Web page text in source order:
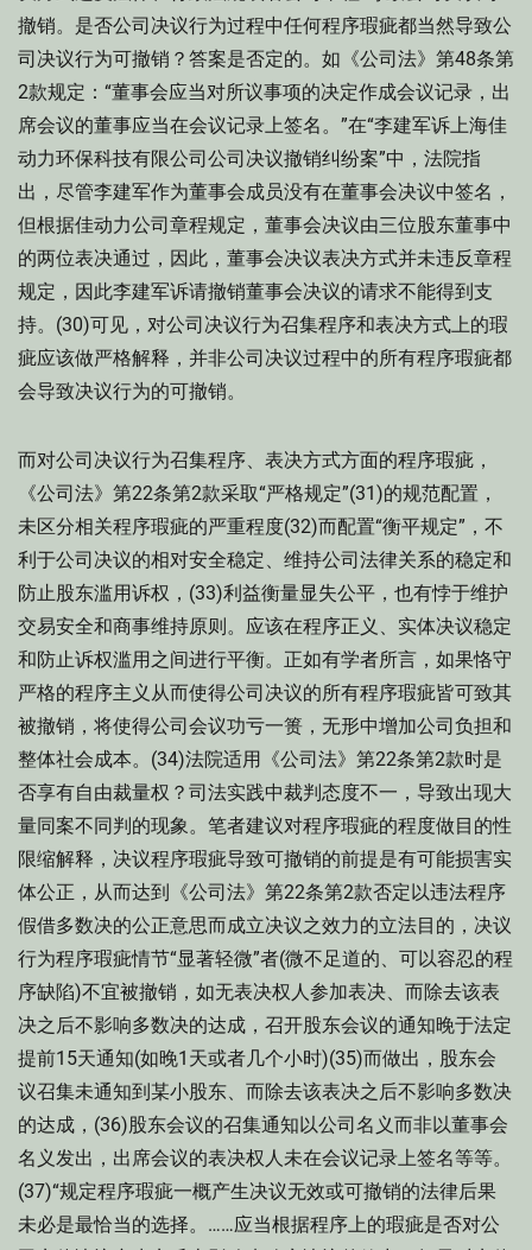
撤销。是否公司决议行为过程中任何程序瑕疵都当然导致公
司决议行为可撤销？答案是否定的。如《公司法》第48条第
2款规定：“董事会应当对所议事项的决定作成会议记录，出
席会议的董事应当在会议记录上签名。”在“李建军诉上海佳
动力环保科技有限公司公司决议撤销纠纷案”中，法院指
出，尽管李建军作为董事会成员没有在董事会决议中签名，
但根据佳动力公司章程规定，董事会决议由三位股东董事中
的两位表决通过，因此，董事会决议表决方式并未违反章程
规定，因此李建军诉请撤销董事会决议的请求不能得到支
持。(30)可见，对公司决议行为召集程序和表决方式上的瑕
疵应该做严格解释，并非公司决议过程中的所有程序瑕疵都
会导致决议行为的可撤销。
而对公司决议行为召集程序、表决方式方面的程序瑕疵，
《公司法》第22条第2款采取“严格规定”(31)的规范配置，
未区分相关程序瑕疵的严重程度(32)而配置“衡平规定”，不
利于公司决议的相对安全稳定、维持公司法律关系的稳定和
防止股东滥用诉权，(33)利益衡量显失公平，也有悖于维护
交易安全和商事维持原则。应该在程序正义、实体决议稳定
和防止诉权滥用之间进行平衡。正如有学者所言，如果恪守
严格的程序主义从而使得公司决议的所有程序瑕疵皆可致其
被撤销，将使得公司会议功亏一篑，无形中增加公司负担和
整体社会成本。(34)法院适用《公司法》第22条第2款时是
否享有自由裁量权？司法实践中裁判态度不一，导致出现大
量同案不同判的现象。笔者建议对程序瑕疵的程度做目的性
限缩解释，决议程序瑕疵导致可撤销的前提是有可能损害实
体公正，从而达到《公司法》第22条第2款否定以违法程序
假借多数决的公正意思而成立决议之效力的立法目的，决议
行为程序瑕疵情节“显著轻微”者(微不足道的、可以容忍的程
序缺陷)不宜被撤销，如无表决权人参加表决、而除去该表
决之后不影响多数决的达成，召开股东会议的通知晚于法定
提前15天通知(如晚1天或者几个小时)(35)而做出，股东会
议召集未通知到某小股东、而除去该表决之后不影响多数决
的达成，(36)股东会议的召集通知以公司名义而非以董事会
名义发出，出席会议的表决权人未在会议记录上签名等等。
(37)“规定程序瑕疵一概产生决议无效或可撤销的法律后果
未必是最恰当的选择。……应当根据程序上的瑕疵是否对公